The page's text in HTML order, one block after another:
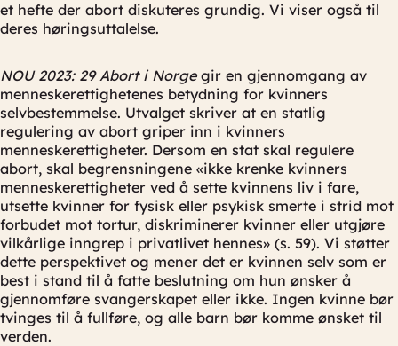
et hefte der abort diskuteres grundig. Vi viser også til
deres høringsuttalelse.
NOU 2023: 29 Abort i Norgegir en gjennomgang av
menneskerettighetenes betydning for kvinners
selvbestemmelse. Utvalget skriver at en statlig
regulering av abort griper inn i kvinners
menneskerettigheter. Dersom en stat skal regulere
abort, skal begrensningene «ikke krenke kvinners
menneskerettigheter ved å sette kvinnens liv i fare,
utsette kvinner for fysisk eller psykisk smerte i strid mot
forbudet mot tortur, diskriminerer kvinner eller utgjøre
vilkårlige inngrep i privatlivet hennes» (s. 59). Vi støtter
dette perspektivet og mener det er kvinnen selv som er
best i stand til å fatte beslutning om hun ønsker å
gjennomføre svangerskapet eller ikke. Ingen kvinne bør
tvinges til å fullføre, og alle barn bør komme ønsket til
verden.